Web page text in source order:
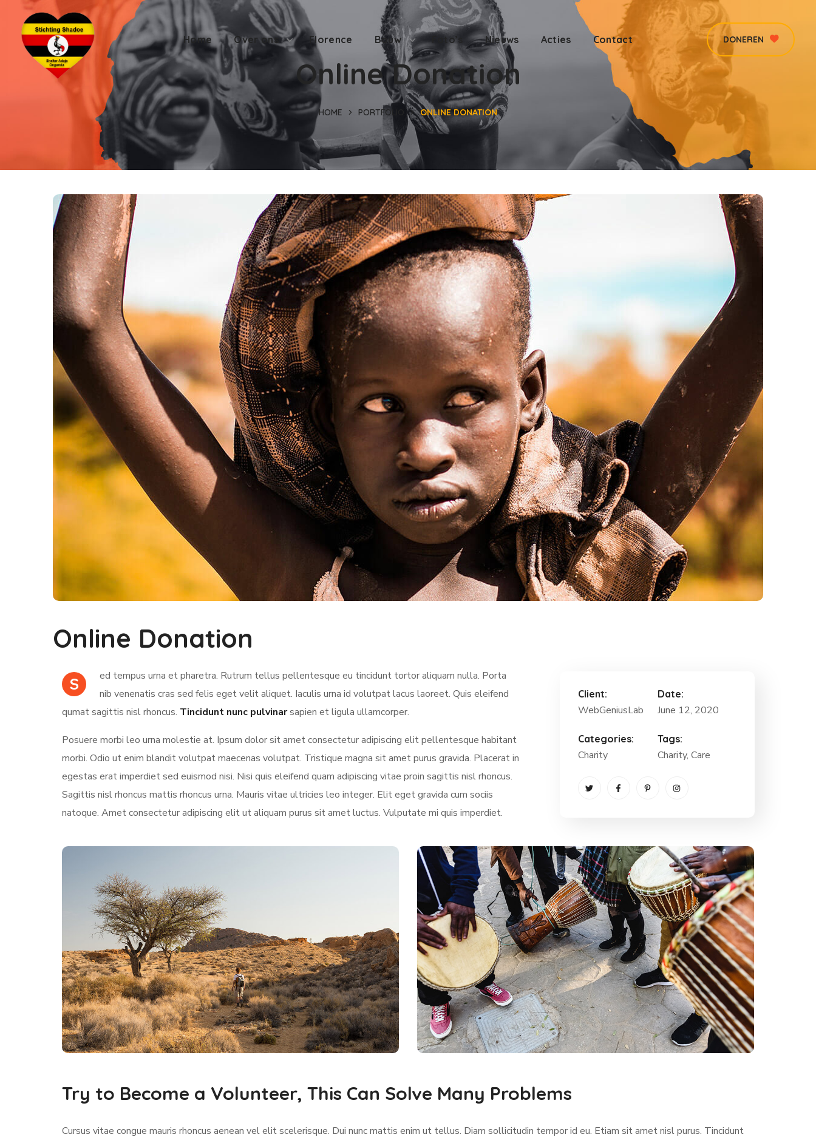
Home Over ons Florence Bouw Foto’s Nieuws Acties Contact DONEREN
Online Donation
HOME PORTFOLIO ONLINE DONATION
Online Donation
S
ed tempus urna et pharetra. Rutrum tellus pellentesque eu tincidunt tortor aliquam nulla. Porta
nib venenatis cras sed felis eget velit aliquet. Iaculis urna id volutpat lacus laoreet. Quis eleifend
qumat sagittis nisl rhoncus. Tincidunt nunc pulvinarsapien et ligula ullamcorper.
Posuere morbi leo urna molestie at. Ipsum dolor sit amet consectetur adipiscing elit pellentesque habitant
morbi. Odio ut enim blandit volutpat maecenas volutpat. Tristique magna sit amet purus gravida. Placerat in
egestas erat imperdiet sed euismod nisi. Nisi quis eleifend quam adipiscing vitae proin sagittis nisl rhoncus.
Sagittis nisl rhoncus mattis rhoncus urna. Mauris vitae ultricies leo integer. Elit eget gravida cum sociis
natoque. Amet consectetur adipiscing elit ut aliquam purus sit amet luctus. Vulputate mi quis imperdiet.
Client:
WebGeniusLab
Date:
June 12, 2020
Categories:
Charity
Tags:
Charity, Care
Try to Become a Volunteer, This Can Solve Many Problems
Cursus vitae congue mauris rhoncus aenean vel elit scelerisque. Dui nunc mattis enim ut tellus. Diam sollicitudin tempor id eu. Etiam sit amet nisl purus. Tincidunt